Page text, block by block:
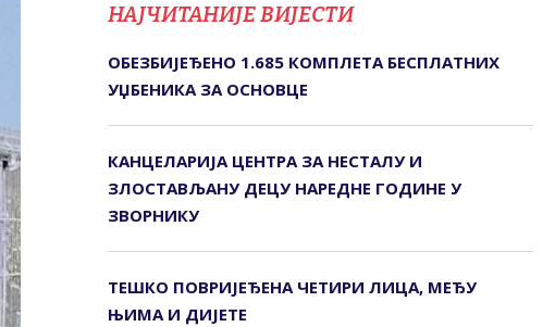
НАЈЧИТАНИЈЕ ВИЈЕСТИ
ОБЕЗБИЈЕЂЕНО 1.685 КОМПЛЕТА БЕСПЛАТНИХ
УЏБЕНИКА ЗА ОСНОВЦЕ
КАНЦЕЛАРИЈА ЦЕНТРА ЗА НЕСТАЛУ И
ЗЛОСТАВЉАНУ ДЕЦУ НАРЕДНЕ ГОДИНЕ У
ЗВОРНИКУ
ТЕШКО ПОВРИЈЕЂЕНА ЧЕТИРИ ЛИЦА, МЕЂУ
ЊИМА И ДИЈЕТЕ